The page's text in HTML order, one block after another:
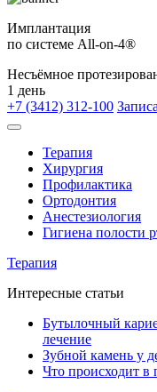
Имплантация
по системе All-on-4®
Несъёмное
1 день
+7 (3412) 312-100
Терапия
Хирургия
Профилактика
Ортодонтия
Анестезиология
Гигиена полости
Терапия
Интересные статьи
Бутылочный
лечение
Зубной камень у
Что происходит в